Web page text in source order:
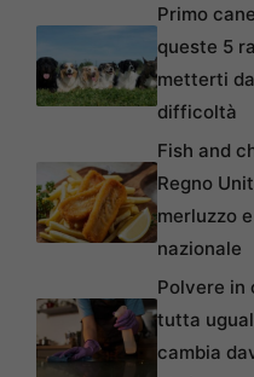
Primo
queste 5
metterti
difficoltà
Fish and
Regno
merluzzo
nazionale
Polvere in
tutta
cambia